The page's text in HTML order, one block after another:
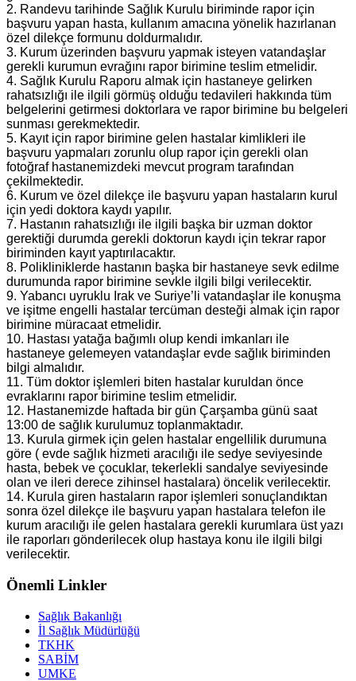
2. Randevu tarihinde Sağlık Kurulu biriminde rapor için
başvuru yapan hasta, kullanım amacına yönelik hazırlanan
özel dilekçe formunu doldurmalıdır.
3. Kurum üzerinden başvuru yapmak isteyen vatandaşlar
gerekli kurumun evrağını rapor birimine teslim etmelidir.
4. Sağlık Kurulu Raporu almak için hastaneye gelirken
rahatsızlığı ile ilgili görmüş olduğu tedavileri hakkında tüm
belgelerini getirmesi doktorlara ve rapor birimine bu belgeleri
sunması gerekmektedir.
5. Kayıt için rapor birimine gelen hastalar kimlikleri ile
başvuru yapmaları zorunlu olup rapor için gerekli olan
fotoğraf hastanemizdeki mevcut program tarafından
çekilmektedir.
6. Kurum ve özel dilekçe ile başvuru yapan hastaların kurul
için yedi doktora kaydı yapılır.
7. Hastanın rahatsızlığı ile ilgili başka bir uzman doktor
gerektiği durumda gerekli doktorun kaydı için tekrar rapor
biriminden kayıt yaptırılacaktır.
8. Polikliniklerde hastanın başka bir hastaneye sevk edilme
durumunda rapor birimine sevkle ilgili bilgi verilecektir.
9. Yabancı uyruklu Irak ve Suriye’li vatandaşlar ile konuşma
ve işitme engelli hastalar tercüman desteği almak için rapor
birimine müracaat etmelidir.
10. Hastası yatağa bağımlı olup kendi imkanları ile
hastaneye gelemeyen vatandaşlar evde sağlık biriminden
bilgi almalıdır.
11. Tüm doktor işlemleri biten hastalar kuruldan önce
evraklarını rapor birimine teslim etmelidir.
12. Hastanemizde haftada bir gün Çarşamba günü saat
13:00 de sağlık kurulumuz toplanmaktadır.
13. Kurula girmek için gelen hastalar engellilik durumuna
göre ( evde sağlık hizmeti aracılığı ile sedye seviyesinde
hasta, bebek ve çocuklar, tekerlekli sandalye seviyesinde
olan ve ileri derece zihinsel hastalara) öncelik verilecektir.
14. Kurula giren hastaların rapor işlemleri sonuçlandıktan
sonra özel dilekçe ile başvuru yapan hastalara telefon ile
kurum aracılığı ile gelen hastalara gerekli kurumlara üst yazı
ile raporları gönderilecek olup hastaya konu ile ilgili bilgi
verilecektir.
Önemli Linkler
Sağlık Bakanlığı
İl Sağlık Müdürlüğü
TKHK
SABİM
UMKE